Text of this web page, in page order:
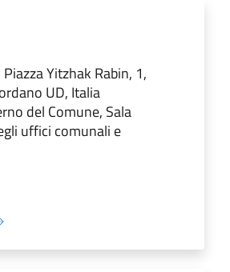
Piazza Yitzhak Rabin, 1,
UD, Italia
del Comune, Sala
uffici comunali e